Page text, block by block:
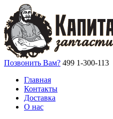
Позвонить Вам? 499 1-300-113
Главная
Контакты
Доставка
О нас